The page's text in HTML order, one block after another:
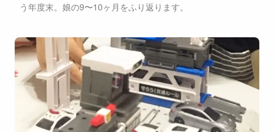
う年度末。娘の9〜10ヶ月をふり返ります。